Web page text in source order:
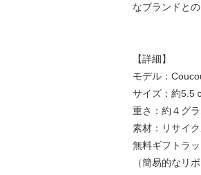
なブランドと
【詳細】
モデル：
サイズ：約5.5
重さ：約４グラ
素材：リサイ
無料ギフトラ
（簡易的なリ